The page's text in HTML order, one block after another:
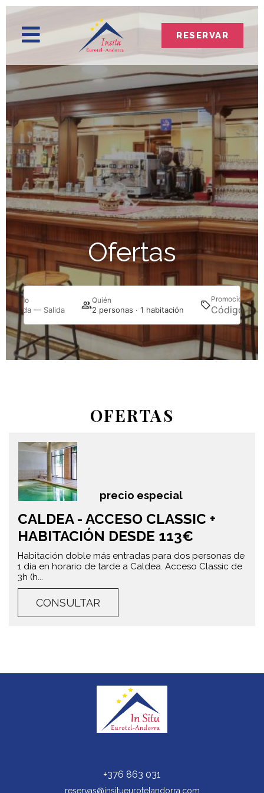
RESERVAR
Ofertas
Cuándo
Entrada — Salida
Quién
2 personas · 1 habitación
Promoción
OFERTAS
precio especial
CALDEA - ACCESO CLASSIC +
HABITACIÓN DESDE 113€
Habitación doble más entradas para dos personas de
1 día en horario de tarde a Caldea. Acceso Classic de
3h (h...
CONSULTAR
+376 863 031
reservas@insitueurotelandorra.com